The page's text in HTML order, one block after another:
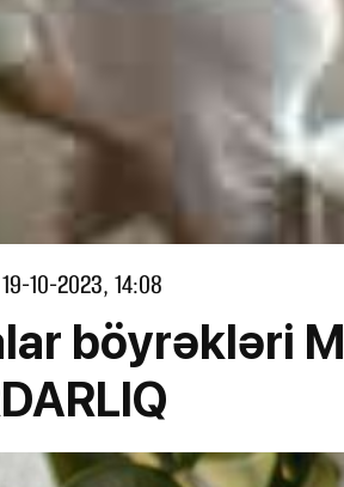
19-10-2023, 14:08
böyrəkləri